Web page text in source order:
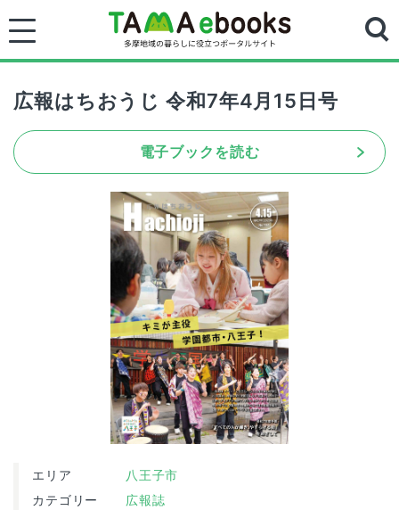
広報はちおうじ 令和7年4月15日号
電子ブックを読む
エリア 八王子市
カテゴリー 広報誌